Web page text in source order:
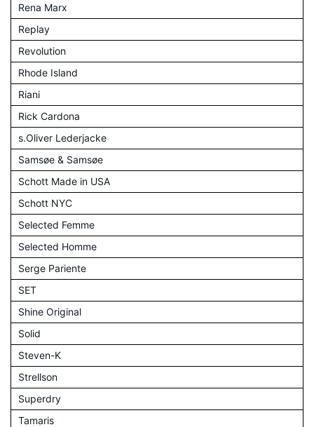
Rena Marx
Replay
Revolution
Rhode Island
Riani
Rick Cardona
s.Oliver Lederjacke
Samsøe & Samsøe
Schott Made in USA
Schott NYC
Selected Femme
Selected Homme
Serge Pariente
SET
Shine Original
Solid
Steven-K
Strellson
Superdry
Tamaris